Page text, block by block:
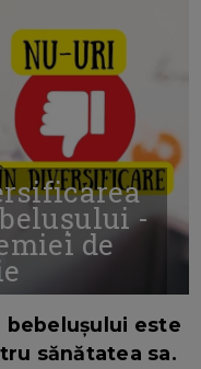
-
de
este
sănătatea sa.